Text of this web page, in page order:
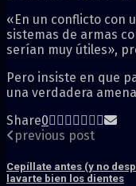
«En un conflicto con
sistemas de armas
serían muy útiles»,
Pero insiste en que
una verdadera
Share0
previous post
Cepíllate antes (y no
lavarte bien los dientes